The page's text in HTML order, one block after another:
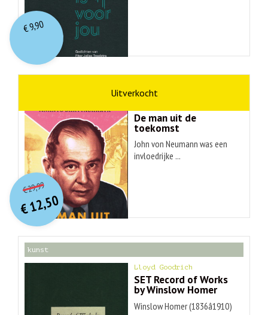
€9,90
De man uit de
toekomst
John von Neumann was een
invloedrijke ...
€29,99O
orspr
onkelijke
prijs
was:
€ 29,99.
€12,50
Huidige
prijs
is:€ 12,50.
kunst
Lloyd Goodrich
SET Record of Works
by Winslow Homer
Winslow Homer (1836â1910)